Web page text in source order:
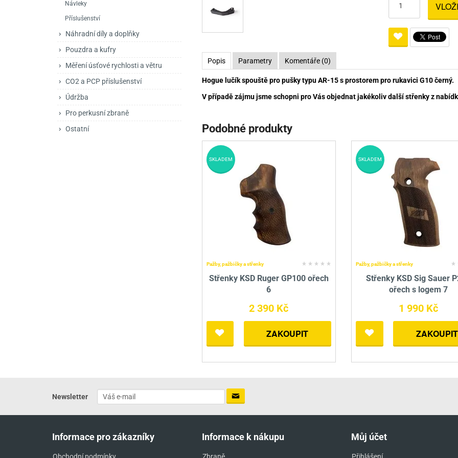
Brokovnice samonabíjecí
Zavírací nože
Luky
Kuše
Pistolové a revolverové náboje
Malorážkové náboje
Svítilny
Návleky
Příslušenství
Náhradní díly a doplňky
Pouzdra a kufry
Měření úsťové rychlosti a větru
CO2 a PCP příslušenství
Údržba
Pro perkusní zbraně
Ostatní
Popis Parametry Komentáře (0)
Hogue lučík spouště pro pušky typu AR-15 s prostorem pro rukavici G10 černý.
V případě zájmu jsme schopni pro Vás objednat jakékoliv další střenky z
Podobné produkty
Pažby, pažbičky a střenky
Střenky KSD Ruger GP100 ořech
6
2 390 Kč
ZAKOUPIT
SKLADEM
Pažby, pažbičky a střenky
Střenky KSD Sig Sauer
ořech s logem 7
1 990 Kč
ZAKOUPIT
SKLADEM
Newsletter
Informace pro zákazníky
Obchodní podmínky
Informace k nákupu
Zbraně
Můj účet
Přihlášení